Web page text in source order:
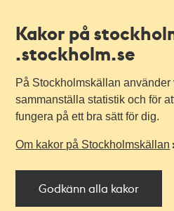
Kakor på
.stockholm.se
På Stockholmskällan använder
sammanställa statistik och för
fungera på ett bra sätt för dig.
Om kakor på Stockholmskällan
Godkänn alla kakor